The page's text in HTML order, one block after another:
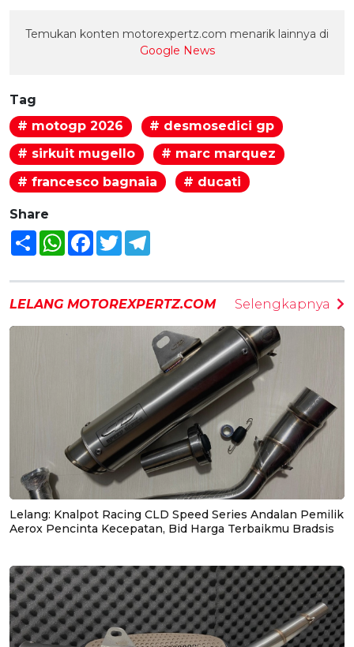
Temukan konten motorexpertz.com menarik lainnya di
Google News
Tag
# motogp 2026
# desmosedici gp
# sirkuit mugello
# marc marquez
# francesco bagnaia
# ducati
Share
Share WhatsAppFacebook
Twitter
LELANG MOTOREXPERTZ.COM Selengkapnya
Lelang: Knalpot Racing CLD Speed Series Andalan Pemilik
Aerox Pencinta Kecepatan, Bid Harga Terbaikmu Bradsis